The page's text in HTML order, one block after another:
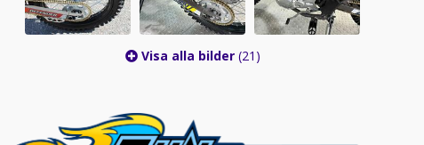
Visa alla bilder (21)